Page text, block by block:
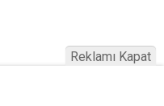
Reklamı Kapat